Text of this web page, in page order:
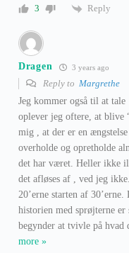
3
Reply
Dragen 3 years ago
Reply to Margrethe
Jeg kommer også til at
oplever jeg oftere, at blive
mig , at der er en
overholde og opretholde
det har været. Heller ikke
det afløses af , ved jeg
20’erne starten af
historien med sprøjterne
begynder at tvivle på hvad
more »